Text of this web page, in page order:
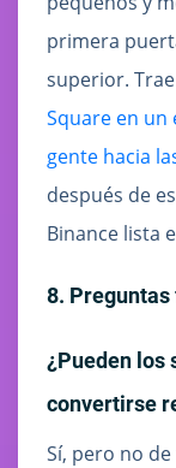
primera
superior.
Square en un
gente hacia
después de
Binance lista
8.
¿Pueden los
convertirse
Sí, pero no